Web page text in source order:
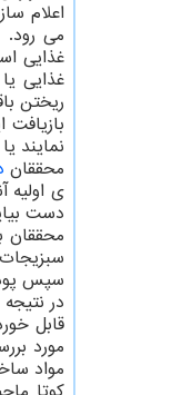
می رود.
غذایی
غذایی
ریختن
نمایند
محققان
ی اولیه
دست
محققان
سپس
در
قابل
مورد
مواد